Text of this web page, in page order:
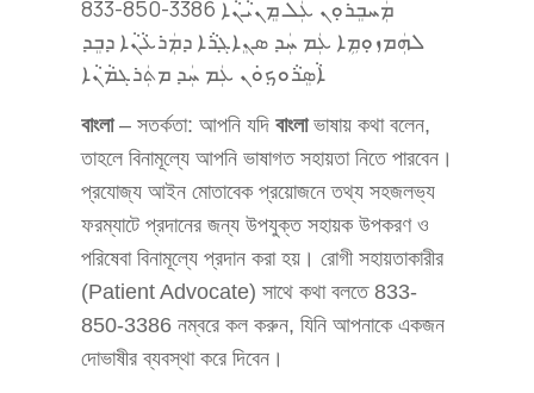
ܡܲܚܒܸܪܘܼܢ ܥܲܠ ܡܸܢܝܵܢܵܐ 3386-850-833
ܠܗܲܡܙܘܼܡܹܐ ܥܲܡ ܚܲܕ ܣܢܸܐܓ݂ܪܵܐ ܕܡܲܪܥܵܢܵܐ ܕܒܸܕ
ܐܵܣܸܪܵܘܟ݂ܘܿܢ ܥܲܡ ܚܲܕ ܡܬܲܪܓܡܵܢܵܐ
বাংলা– সতর্কতা: আপনি যদি বাংলাভাষায় কথা বলেন,
তাহলে বিনামূল্যে আপনি ভাষাগত সহায়তা নিতে পারবেন।
প্রযোজ্য আইন মোতাবেক প্রয়োজনে তথ্য সহজলভ্য
ফরম্যাটে প্রদানের জন্য উপযুক্ত সহায়ক উপকরণ ও
পরিষেবা বিনামূল্যে প্রদান করা হয়। রোগী সহায়তাকারীর
(Patient Advocate) সাথে কথা বলতে 833-
850-3386 নম্বরে কল করুন, যিনি আপনাকে একজন
দোভাষীর ব্যবস্থা করে দিবেন।